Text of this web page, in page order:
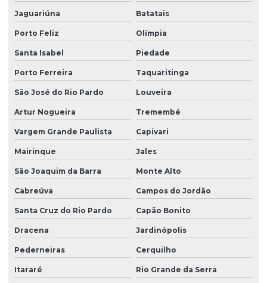
Limpeza de fachadas
Limpeza de fachadas de prédios
Limpeza de fachadas de vidro
Limpeza e manutenção predial terceirizada
Limpeza pós obra
Limpeza pós obra valor
Limpeza predial terceirizada
Limpeza profissional em empresas
Limpeza profissional de piso
Limpeza profissional de vidros
Limpeza terceirizada
Jaguariúna Batatais
Porto Feliz Olímpia
Santa Isabel Piedade
Porto Ferreira Taquaritinga
São José do Rio Pardo Louveira
Artur Nogueira Tremembé
Vargem Grande Paulista Capivari
Mairinque Jales
São Joaquim da Barra Monte Alto
Cabreúva Campos do Jordão
Santa Cruz do Rio Pardo Capão Bonito
Dracena Jardinópolis
Pederneiras Cerquilho
Itararé Rio Grande da Serra